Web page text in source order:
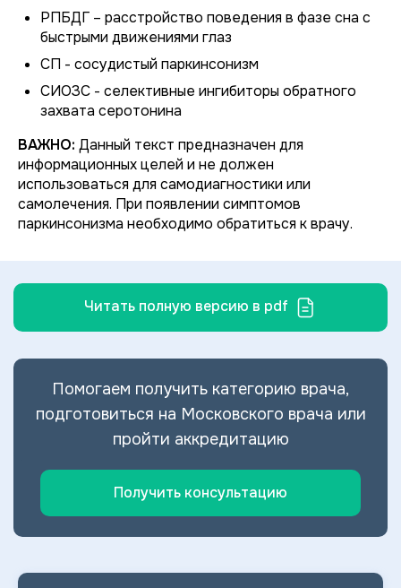
РПБДГ – расстройство поведения в фазе сна с
быстрыми движениями глаз
СП - сосудистый паркинсонизм
СИОЗС - селективные ингибиторы обратного
захвата серотонина
ВАЖНО: Данный текст предназначен для
информационных целей и не должен
использоваться для самодиагностики или
самолечения. При появлении симптомов
паркинсонизма необходимо обратиться к врачу.
Читать полную версию в pdf
Помогаем получить категорию врача,
подготовиться на Московского врача или
пройти аккредитацию
Получить консультацию